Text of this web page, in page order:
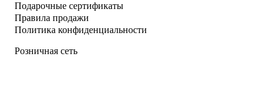
Подарочные сертификаты
Правила продажи
Политика конфиденциальности
Розничная сеть